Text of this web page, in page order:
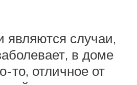
случаи,
в доме
то, отличное от